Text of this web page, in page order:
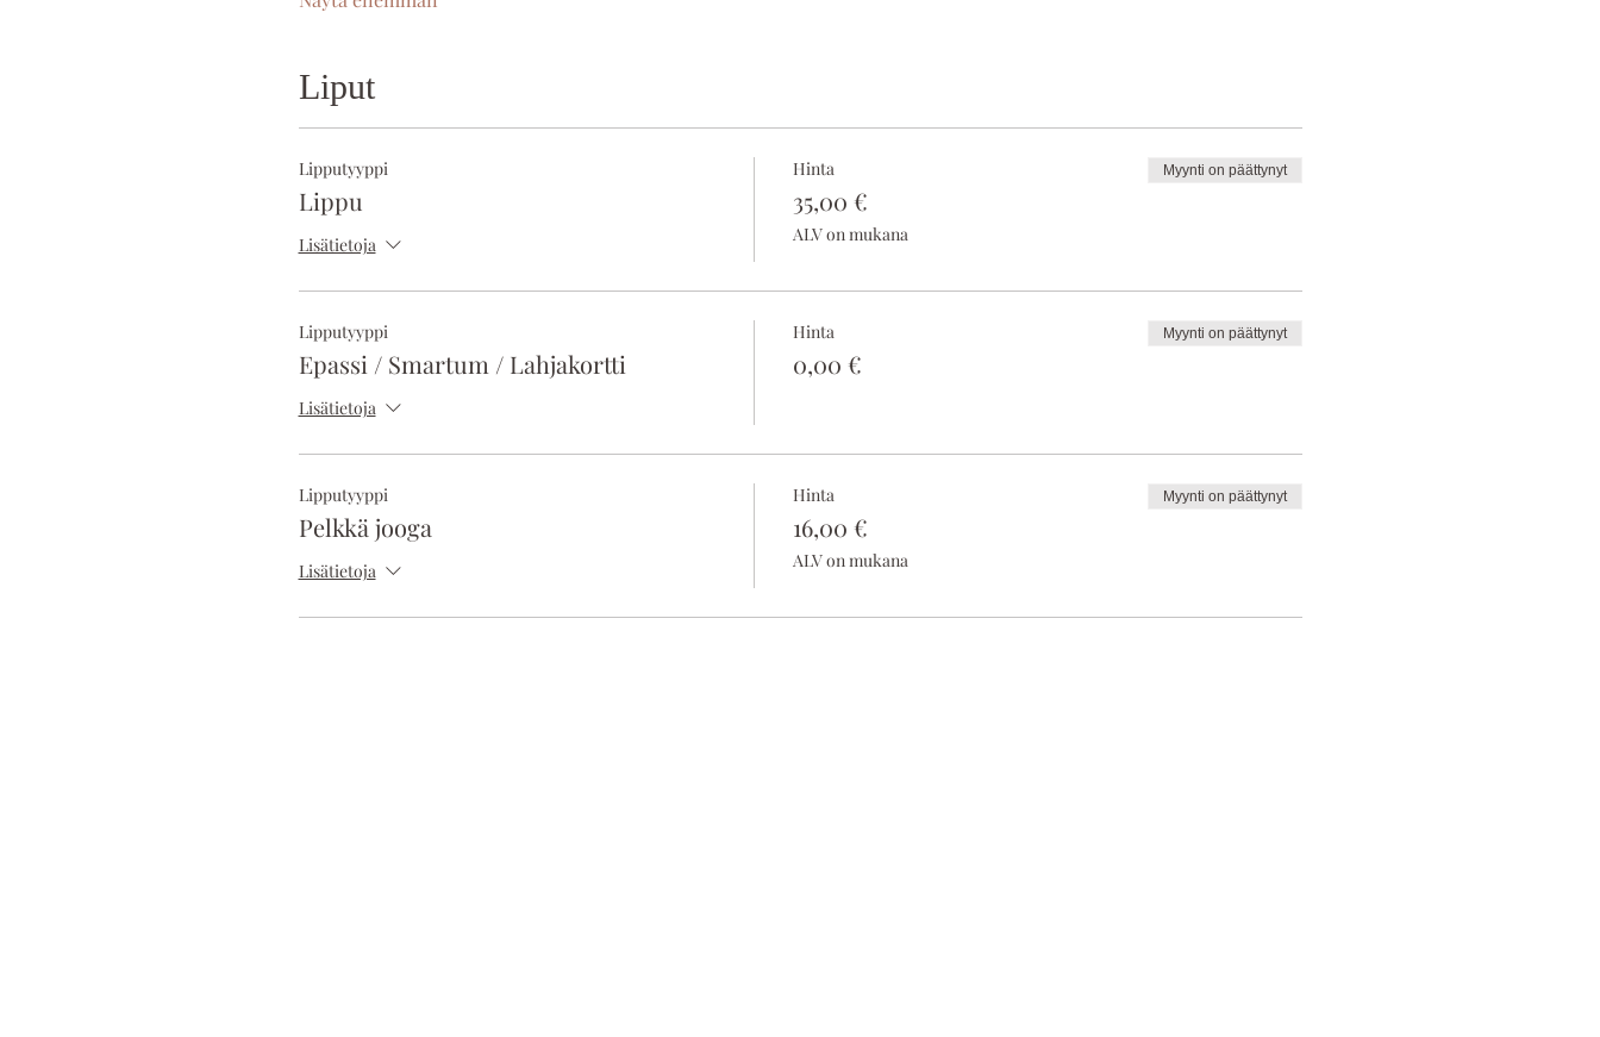
Liput
Lipputyyppi
Lippu
Lisätietoja
Hinta
35,00 €
ALV on mukana
Myynti on päättynyt
Lipputyyppi
Epassi / Smartum / Lahjakortti
Lisätietoja
Hinta
0,00 €
Myynti on päättynyt
Lipputyyppi
Pelkkä jooga
Lisätietoja
Hinta
16,00 €
ALV on mukana
Myynti on päättynyt